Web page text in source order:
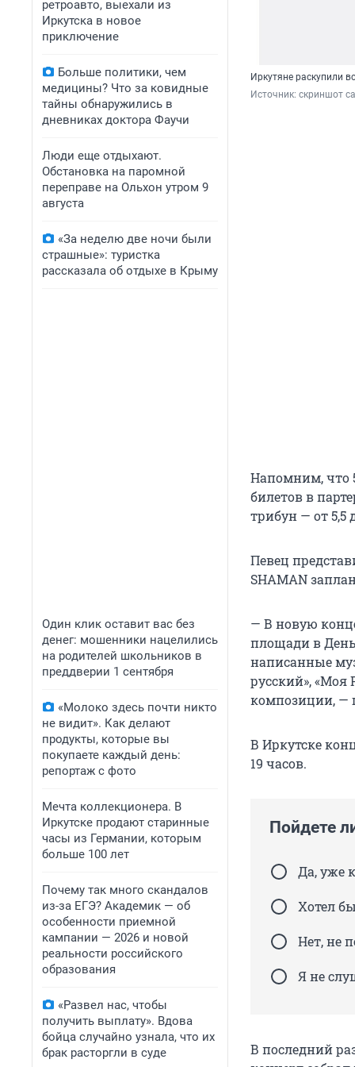
ретроавто, выехали из
Иркутска в новое
приключение
Больше политики, чем
медицины? Что за ковидные
тайны обнаружились в
дневниках доктора Фаучи
Люди еще отдыхают.
Обстановка на паромной
переправе на Ольхон утром 9
августа
«За неделю две ночи были
страшные»: туристка
рассказала об отдыхе в Крыму
Один клик оставит вас без
денег: мошенники нацелились
на родителей школьников в
преддверии 1 сентября
«Молоко здесь почти никто
не видит». Как делают
продукты, которые вы
покупаете каждый день:
репортаж с фото
Мечта коллекционера. В
Иркутске продают старинные
часы из Германии, которым
больше 100 лет
Почему так много скандалов
из-за ЕГЭ? Академик — об
особенности приемной
кампании — 2026 и новой
реальности российского
образования
«Развел нас, чтобы
получить выплату». Вдова
бойца случайно узнала, что их
брак расторгли в суде
Иркутяне раскупили
Источник: скриншот
Напомним, что
билетов в
трибун — от 5,5
Певец
SHAMAN
— В новую
площади в
написанные
русский»,
композиции, —
В Иркутске
19 часов.
Пойдете
Да, уже
Хотел
Нет, не
Я не
В последний